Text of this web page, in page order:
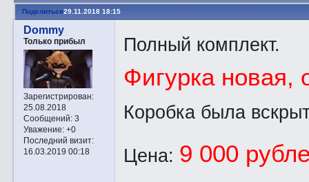
Поделиться29.11.2018 18:15
Dommy
Только прибыл
Зарегистрирован:
25.08.2018
Сообщений:3
Уважение: +0
Последний визит:
16.03.2019 00:18
Полный комплект.
Фигурка новая,
Коробка была
Цена: 9 000